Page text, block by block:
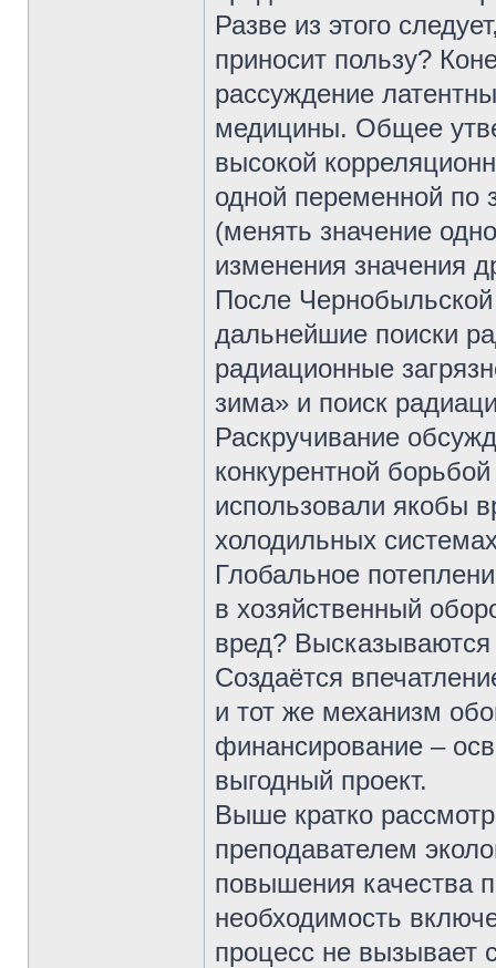
Разве из этого
приносит пользу?
рассуждение
медицины. Общее
высокой
одной переменной по
(менять значение
изменения значения
После Чернобыльской
дальнейшие поиски
радиационные
зима» и поиск
Раскручивание
конкурентной
использовали якобы
холодильных
Глобальное
в хозяйственный
вред?
Создаётся
и тот же механизм
финансирование –
выгодный проект.
Выше кратко
преподавателем
повышения качества
необходимость
процесс не вызывает